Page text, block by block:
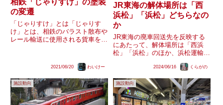
の変遷
「じゃりすけ」とは「じゃりす
け」とは、相鉄のバラスト散布や
レール輸送に使用される貨車を牽
べー」も所属しており、制御車の
「すぱなっち」「ばーるっち」と
ともに活躍しています。車体後部
に...
2021/06/20 わいけー
JR東海の解体場所は「西
浜松」「浜松」どちらなの
か
JR東海の廃車回送先を反映する
にあたって、解体場所は「西浜
松」「浜松」のほか、浜松運輸
松派出と、様々な表現が混在して
います。色々調べましたが、なか
なか結論が出ませんでしたので、
こちらに私見をメモしておきま
す。浜...
2024/06/16 くらがの
施設動向 施設動向